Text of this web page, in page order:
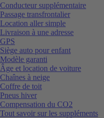
Conducteur supplémentaire
Passage transfrontalier
Location aller simple
Livraison à une adresse
GPS
Siège auto pour enfant
Modèle garanti
Âge et location de voiture
Chaînes à neige
Coffre de toit
Pneus hiver
Compensation du CO2
Tout savoir sur les suppléments